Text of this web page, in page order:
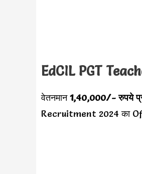
EdCIL PGT
वेतनमान1,40,000/- रुपये
Recruitment 2024 का